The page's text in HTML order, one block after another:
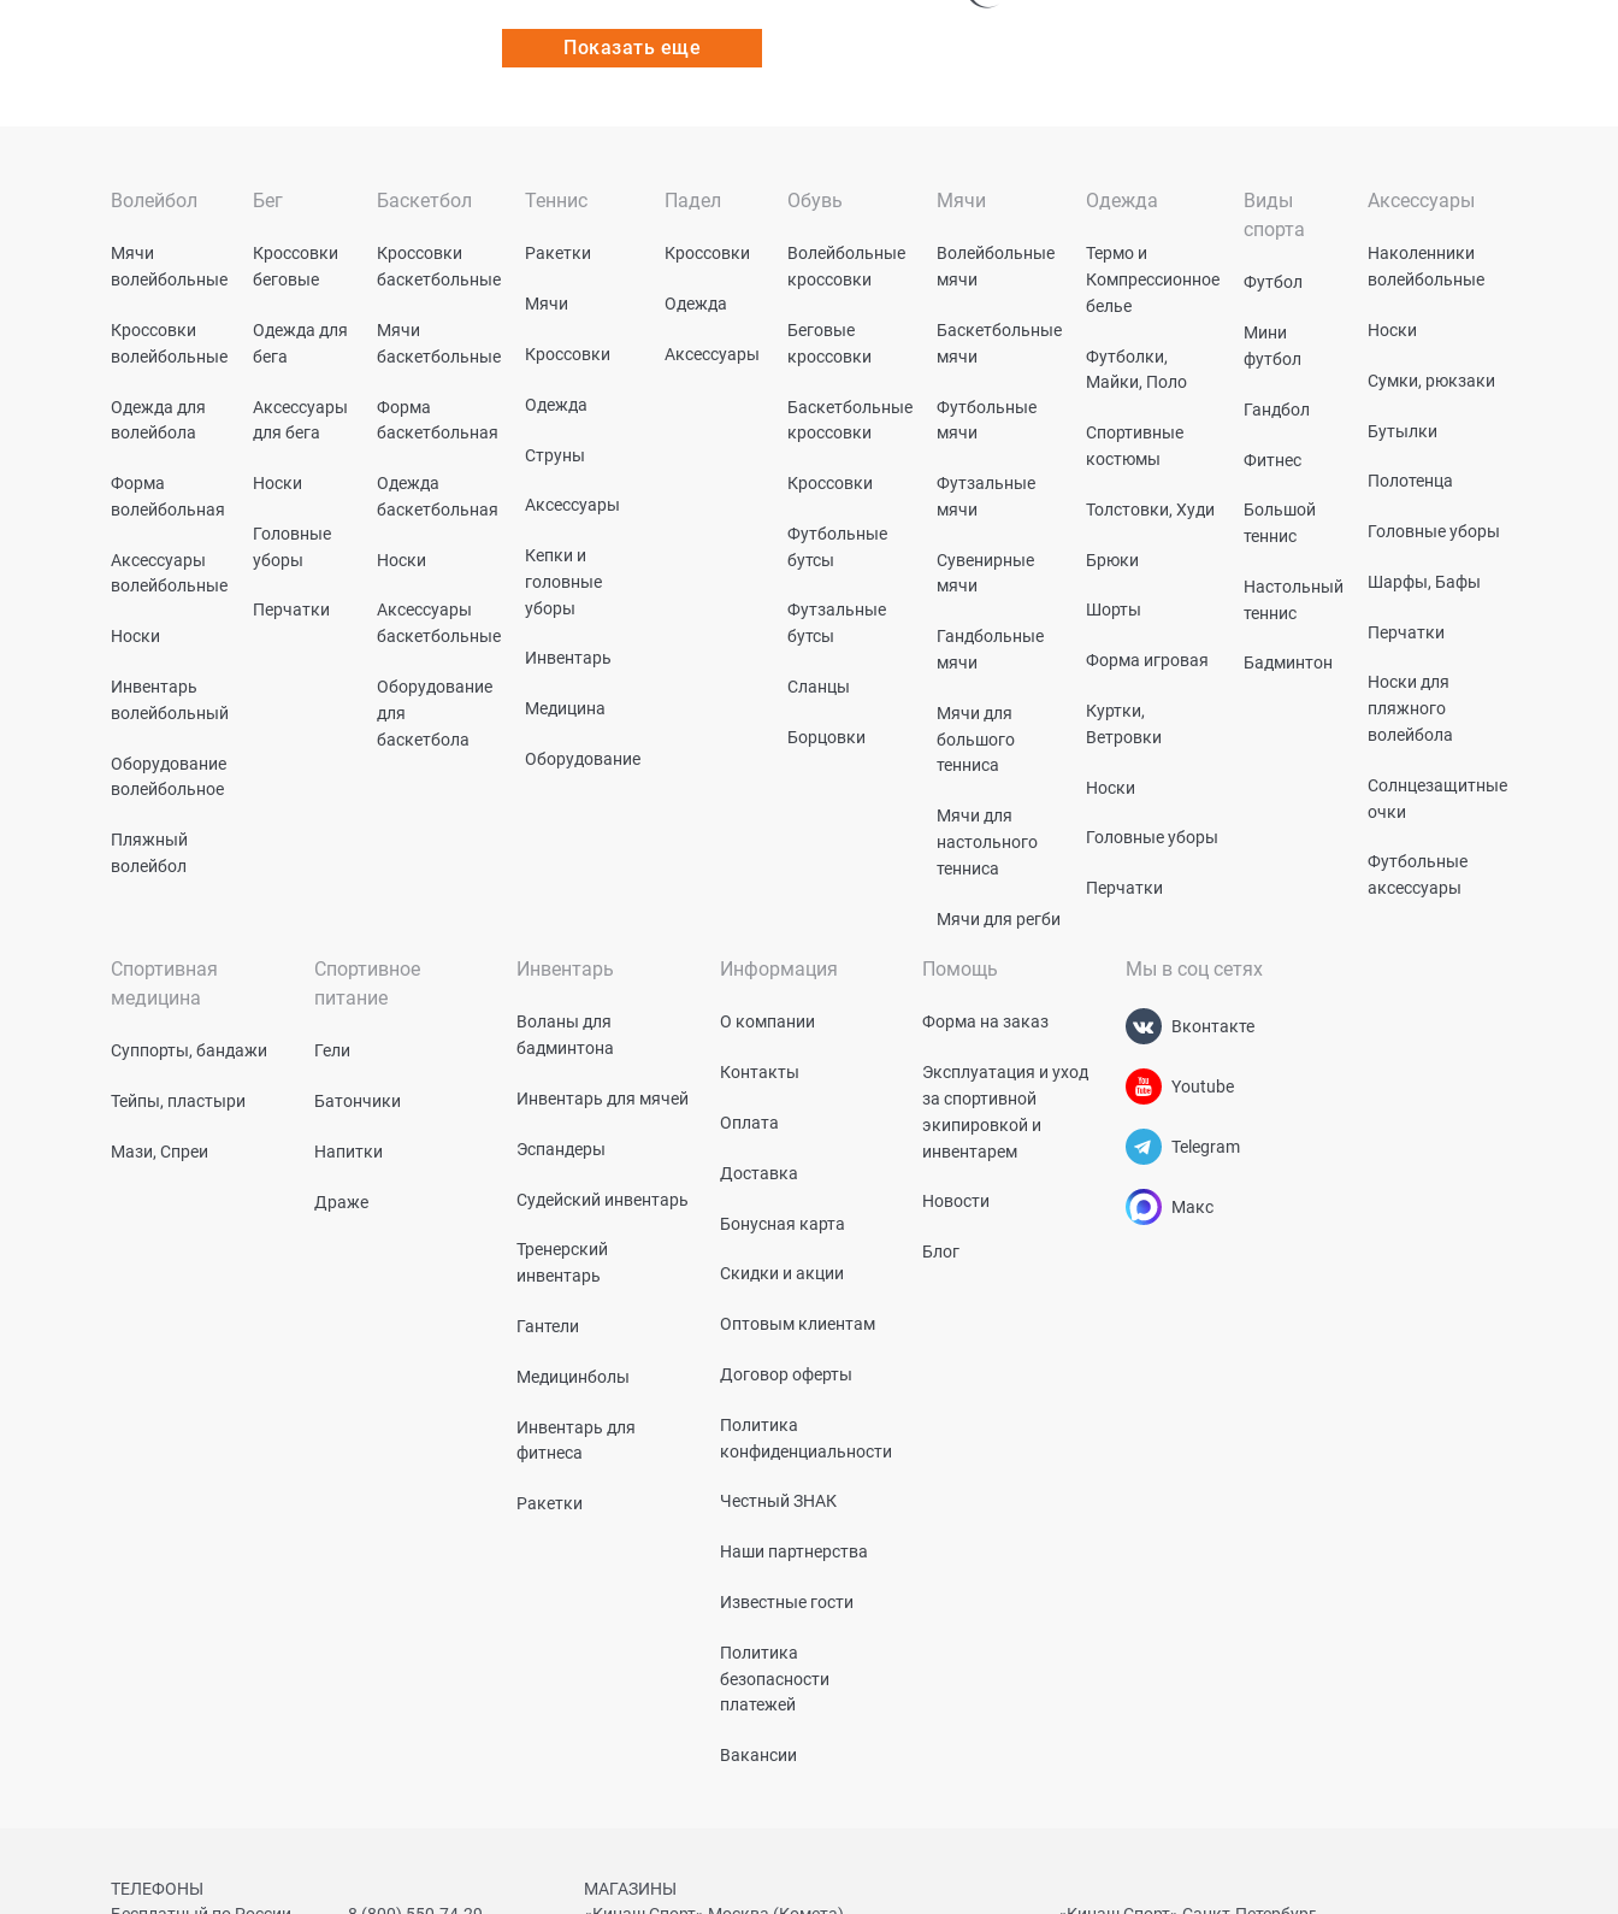
Показать еще
Волейбол
Мячи
волейбольные
Кроссовки
волейбольные
Одежда для
волейбола
Форма
волейбольная
Аксессуары
волейбольные
Носки
Инвентарь
волейбольный
Оборудование
волейбольное
Пляжный
волейбол
Бег
Кроссовки
беговые
Одежда для
бега
Аксессуары
для бега
Носки
Головные
уборы
Перчатки
Баскетбол
Кроссовки
баскетбольные
Мячи
баскетбольные
Форма
баскетбольная
Одежда
баскетбольная
Носки
Аксессуары
баскетбольные
Оборудование
для
баскетбола
Теннис
Ракетки
Мячи
Кроссовки
Одежда
Струны
Аксессуары
Кепки и
головные
уборы
Инвентарь
Медицина
Оборудование
Падел
Кроссовки
Одежда
Аксессуары
Обувь
Волейбольные
кроссовки
Беговые
кроссовки
Баскетбольные
кроссовки
Кроссовки
Футбольные
бутсы
Футзальные
бутсы
Сланцы
Борцовки
Мячи
Волейбольные
мячи
Баскетбольные
мячи
Футбольные
мячи
Футзальные
мячи
Сувенирные
мячи
Гандбольные
мячи
Мячи для
большого
тенниса
Мячи для
настольного
тенниса
Мячи для регби
Одежда
Термо и
Компрессионное
белье
Футболки,
Майки, Поло
Спортивные
костюмы
Толстовки, Худи
Брюки
Шорты
Форма игровая
Куртки,
Ветровки
Носки
Головные уборы
Перчатки
Виды
спорта
Футбол
Мини
футбол
Гандбол
Фитнес
Большой
теннис
Настольный
теннис
Бадминтон
Аксессуары
Наколенники
волейбольные
Носки
Сумки, рюкзаки
Бутылки
Полотенца
Головные уборы
Шарфы, Бафы
Перчатки
Носки для
пляжного
волейбола
Солнцезащитные
очки
Футбольные
аксессуары
Спортивная
медицина
Суппорты, бандажи
Тейпы, пластыри
Мази, Спреи
Спортивное
питание
Гели
Батончики
Напитки
Драже
Инвентарь
Воланы для
бадминтона
Инвентарь для мячей
Эспандеры
Судейский инвентарь
Тренерский
инвентарь
Гантели
Медицинболы
Инвентарь для
фитнеса
Ракетки
Информация
О компании
Контакты
Оплата
Доставка
Бонусная карта
Скидки и акции
Оптовым клиентам
Договор оферты
Политика
конфиденциальности
Честный ЗНАК
Наши партнерства
Известные гости
Политика
безопасности
платежей
Вакансии
Помощь
Форма на заказ
Эксплуатация и уход
за спортивной
экипировкой и
инвентарем
Новости
Блог
Мы в соц сетях
Вконтакте
Youtube
Telegram
Макс
ТЕЛЕФОНЫ
МАГАЗИНЫ